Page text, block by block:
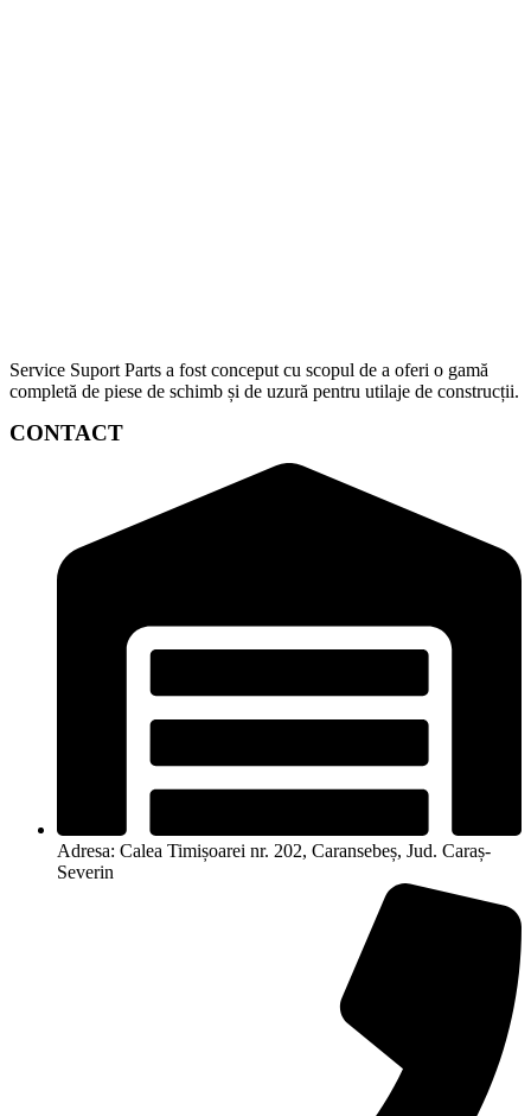
Service Suport Parts a fost conceput cu scopul de a oferi o gamă
completă de piese de schimb și de uzură pentru utilaje de construcții.
CONTACT
Adresa: Calea Timișoarei nr. 202, Caransebeș, Jud. Caraș-
Severin